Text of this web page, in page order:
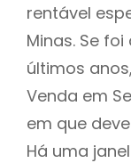
rentável
Minas. Se
últimos
Venda em
em que
Há uma